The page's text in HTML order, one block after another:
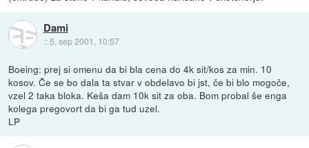
Dami
:: 5. sep 2001, 10:57
Boeing: prej si omenu da bi bla cena do 4k sit/kos za min. 10
kosov. Če se bo dala ta stvar v obdelavo bi jst, če bi blo mogoče,
vzel 2 taka bloka. Keša dam 10k sit za oba. Bom probal še enga
kolega pregovort da bi ga tud uzel.
LP